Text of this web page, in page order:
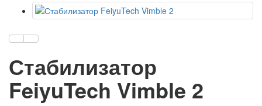
Стабилизатор
FeiyuTech Vimble 2